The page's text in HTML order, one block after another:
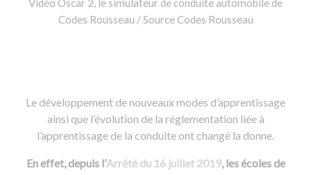
Vidéo Oscar 2, le simulateur de conduite automobile de
Codes Rousseau / Source Codes Rousseau
Le développement de nouveaux modes d’apprentissage
ainsi que l’évolution de la réglementation liée à
l’apprentissage de la conduite ont changé la donne.
En effet, depuis l’Arrêté du 16 juillet 2019, les écoles de